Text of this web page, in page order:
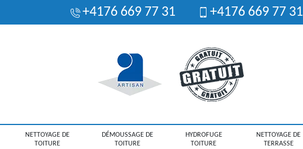
+4176 669 77 31 +4176 669 77 31
NETTOYAGE DE
TOITURE
DÉMOUSSAGE DE
TOITURE
HYDROFUGE
TOITURE
NETTOYAGE DE
TERRASSE